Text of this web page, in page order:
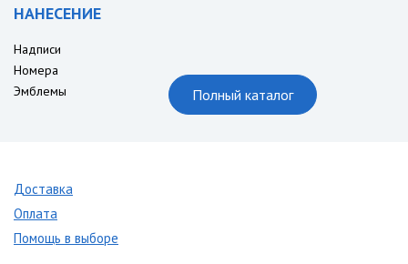
НАНЕСЕНИЕ
Надписи
Номера
Эмблемы
Полный каталог
Доставка
Оплата
Помощь в выборе